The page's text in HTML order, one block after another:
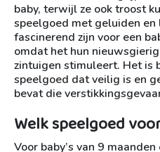
baby, terwijl ze ook troost
speelgoed met geluiden en
fascinerend zijn voor een
omdat het hun
zintuigen stimuleert. Het is
speelgoed dat veilig is en
bevat die
Welk speelgoed
Voor baby’s van 9